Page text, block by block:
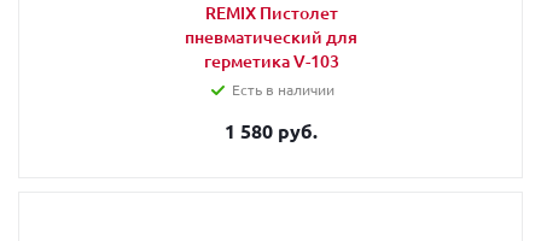
REMIX Пистолет
пневматический для
герметика V-103
Есть в наличии
1 580 руб.